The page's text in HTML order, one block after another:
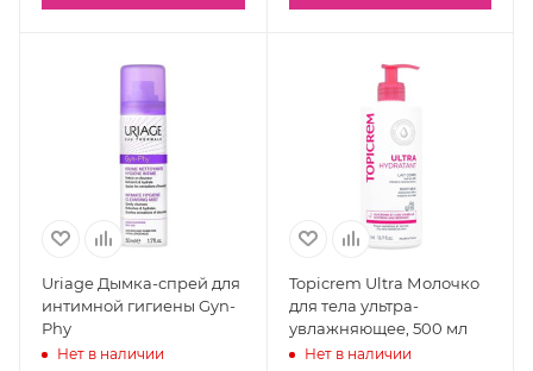
Uriage Дымка-спрей для
интимной гигиены Gyn-
Phy
Нет в наличии
Topicrem Ultra Молочко
для тела ультра-
увлажняющее, 500 мл
Нет в наличии